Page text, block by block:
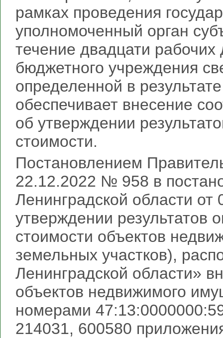
рамках проведения
уполномоченный орган
течение двадцати
бюджетного учреждения
определенной в
обеспечивает внесение
об утверждении
стоимости.
Постановлением
22.12.2022 № 958 в
Ленинградской области
утверждении результатов
стоимости объектов
земельных участков),
Ленинградской области»
объектов недвижимого
номерами
214031, 600580